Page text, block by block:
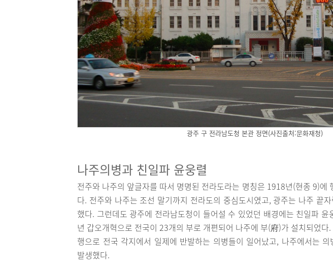
광주 구 전라남도청 본관 정면(사진출처:문화재청)
나주의병과 친일파 윤웅렬
전주와 나주의 앞글자를 따서 명명된 전라도라는 명칭은 1918년(현종 9)에
다. 전주와 나주는 조선 말기까지 전라도의 중심도시였고, 광주는 나주 끝
했다. 그런데도 광주에 전라남도청이 들어설 수 있었던 배경에는 친일파
년 갑오개혁으로 전국이 23개의 부로 개편되어 나주에 부(府)가 설치되었다
행으로 전국 각지에서 일제에 반발하는 의병들이 일어났고, 나주에서는
발생했다.